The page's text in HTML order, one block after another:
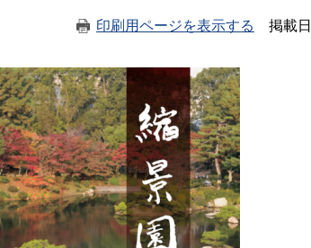
印刷用ページを表示する 掲載日